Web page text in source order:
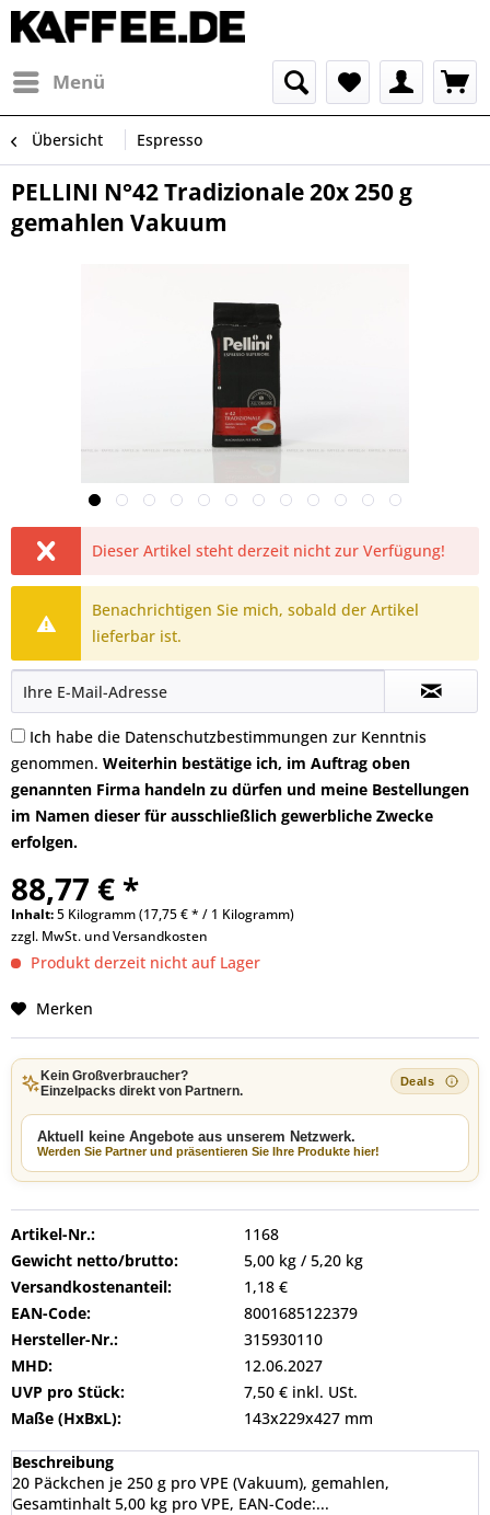
Menü
Übersicht Espresso
PELLINI N°42 Tradizionale 20x 250 g
gemahlen Vakuum
Dieser Artikel steht derzeit nicht zur Verfügung!
Benachrichtigen Sie mich, sobald der Artikel
lieferbar ist.
Ich habe die Datenschutzbestimmungen zur Kenntnis
genommen. Weiterhin bestätige ich, im Auftrag oben
genannten Firma handeln zu dürfen und meine Bestellungen
im Namen dieser für ausschließlich gewerbliche Zwecke
erfolgen.
88,77 € *
Inhalt:5 Kilogramm (17,75 € * / 1 Kilogramm)
zzgl. MwSt. undVersandkosten
Produkt derzeit nicht auf Lager
Merken
Kein Großverbraucher?
Einzelpacks direkt von Partnern.
Aktuell keine Angebote aus unserem Netzwerk.
Werden Sie Partner und präsentieren Sie Ihre Produkte hier!
Artikel-Nr.:
1168
Gewicht netto/brutto:
5,00 kg / 5,20 kg
Versandkostenanteil:
1,18 €
EAN-Code:
8001685122379
Hersteller-Nr.:
315930110
MHD:
12.06.2027
UVP pro Stück:
7,50 € inkl. USt.
Maße (HxBxL):
143x229x427 mm
Beschreibung
20 Päckchen je 250 g pro VPE (Vakuum), gemahlen,
Gesamtinhalt 5,00 kg pro VPE, EAN-Code:...